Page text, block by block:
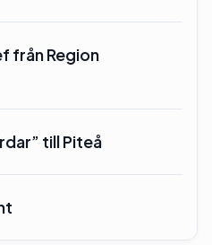
från Region
till Piteå